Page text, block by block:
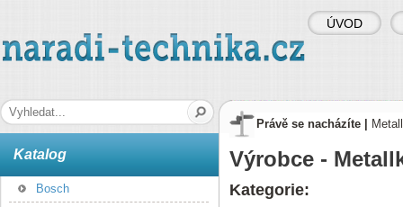
naradi-technika.cz
Právě se nacházíte |
Výrobce -
Kategorie:
Katalog
Bosch
ÚVOD
Hledaná fráze